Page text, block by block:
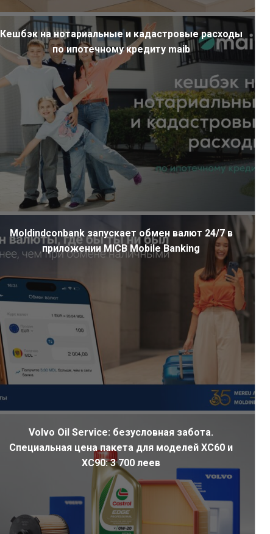
Кешбэк на нотариальные и кадастровые расходы
по ипотечному кредиту maib
Moldindconbank запускает обмен валют 24/7 в
приложении MICB Mobile Banking
Volvo Oil Service: безусловная забота.
Специальная цена пакета для моделей XC60 и
XC90: 3 700 леев